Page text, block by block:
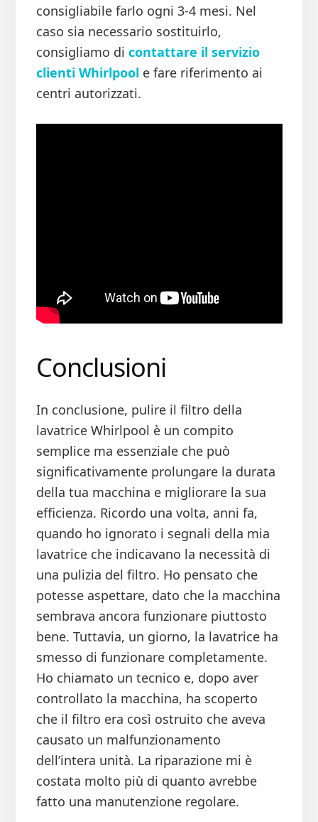
consigliabile farlo ogni 3-4 mesi. Nel
caso sia necessario sostituirlo,
consigliamo di contattare il servizio
clienti Whirlpoole fare riferimento ai
centri autorizzati.
Conclusioni
In conclusione, pulire il filtro della
lavatrice Whirlpool è un compito
semplice ma essenziale che può
significativamente prolungare la durata
della tua macchina e migliorare la sua
efficienza. Ricordo una volta, anni fa,
quando ho ignorato i segnali della mia
lavatrice che indicavano la necessità di
una pulizia del filtro. Ho pensato che
potesse aspettare, dato che la macchina
sembrava ancora funzionare piuttosto
bene. Tuttavia, un giorno, la lavatrice ha
smesso di funzionare completamente.
Ho chiamato un tecnico e, dopo aver
controllato la macchina, ha scoperto
che il filtro era così ostruito che aveva
causato un malfunzionamento
dell’intera unità. La riparazione mi è
costata molto più di quanto avrebbe
fatto una manutenzione regolare.